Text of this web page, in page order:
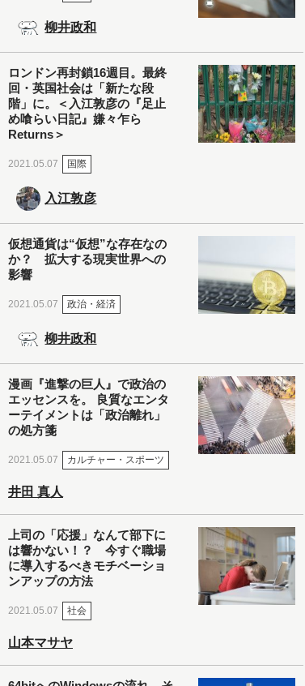
柳井政和
ロンドン再封鎖16週目。最終
回・英国社会は「新たな段
階」に。＜入江敦彦の『足止
め喰らい日記』嫌々乍ら
Returns＞
2021.05.07 国際
入江敦彦
仮想通貨は“仮想”な存在なの
か？ 拡大する現実世界への
影響
2021.05.07 政治・経済
柳井政和
漫画『進撃の巨人』で政治の
エッセンスを。 良質なエンタ
ーテイメントは「政治離れ」
の処方箋
2021.05.07 カルチャー・スポーツ
井田 真人
上司の「応援」なんて部下に
は響かない！？ 今すぐ職場
に導入するべきモチベーショ
ンアップの方法
2021.05.07 社会
山本マサヤ